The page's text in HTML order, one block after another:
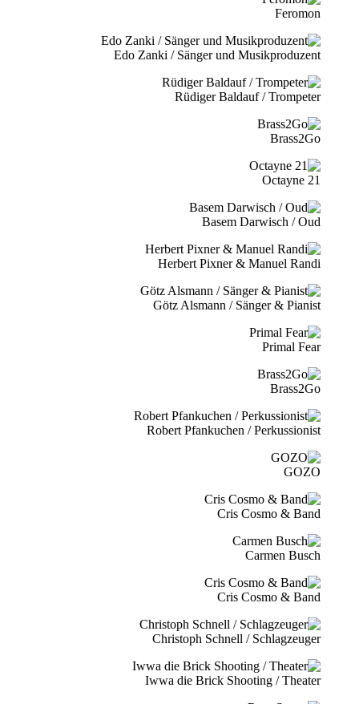
Feromon
Edo Zanki / Sänger und Musikproduzent
Rüdiger Baldauf / Trompeter
Brass2Go
21 Octayne
Basem Darwisch / Oud
Herbert Pixner & Manuel Randi
Götz Alsmann / Sänger & Pianist
Primal Fear
Brass2Go
Robert Pfankuchen / Perkussionist
GOZO
Cris Cosmo & Band
Carmen Busch
Cris Cosmo & Band
Christoph Schnell / Schlagzeuger
Iwwa die Brick Shooting / Theater